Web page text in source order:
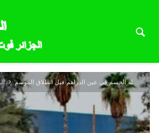
جمعية الشلف تدخل مرحلة الحسم في عين الدراهم قبل انطلاق الموسم